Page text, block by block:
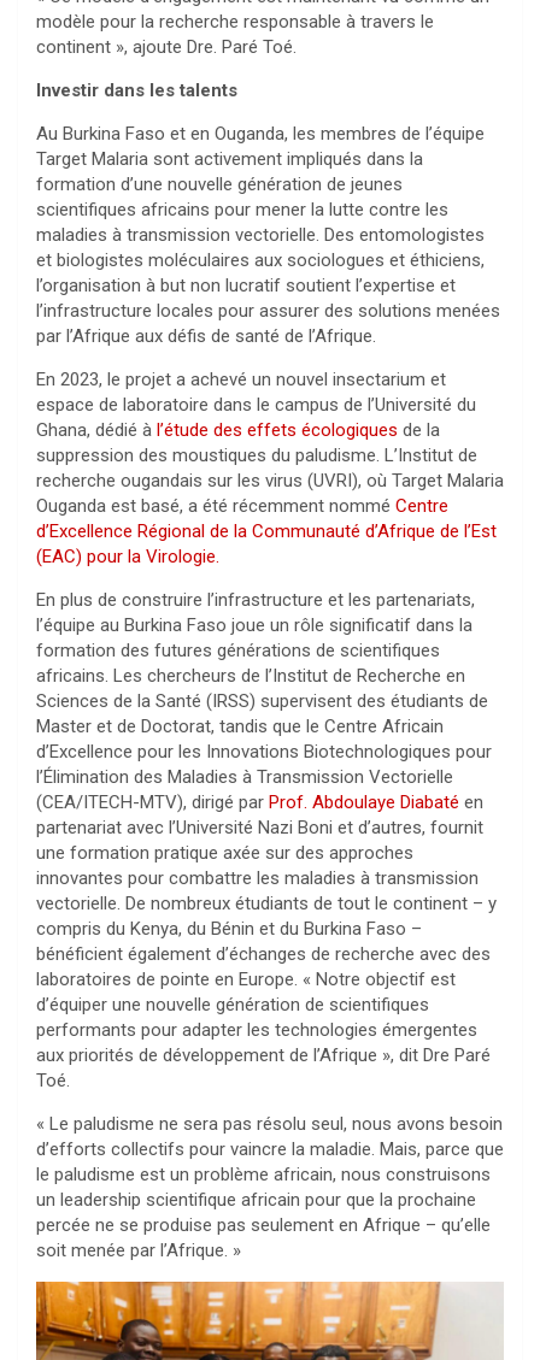
modèle pour la recherche responsable à travers le
continent », ajoute Dre. Paré Toé.
Investir dans les talents
Au Burkina Faso et en Ouganda, les membres de l’équipe
Target Malaria sont activement impliqués dans la
formation d’une nouvelle génération de jeunes
scientifiques africains pour mener la lutte contre les
maladies à transmission vectorielle. Des entomologistes
et biologistes moléculaires aux sociologues et éthiciens,
l’organisation à but non lucratif soutient l’expertise et
l’infrastructure locales pour assurer des solutions menées
par l’Afrique aux défis de santé de l’Afrique.
En 2023, le projet a achevé un nouvel insectarium et
espace de laboratoire dans le campus de l’Université du
Ghana, dédié à l’étude des effets écologiques de la
suppression des moustiques du paludisme. L’Institut de
recherche ougandais sur les virus (UVRI), où Target Malaria
Ouganda est basé, a été récemment nommé Centre
d’Excellence Régional de la Communauté d’Afrique de l’Est
(EAC) pour la Virologie.
En plus de construire l’infrastructure et les partenariats,
l’équipe au Burkina Faso joue un rôle significatif dans la
formation des futures générations de scientifiques
africains. Les chercheurs de l’Institut de Recherche en
Sciences de la Santé (IRSS) supervisent des étudiants de
Master et de Doctorat, tandis que le Centre Africain
d’Excellence pour les Innovations Biotechnologiques pour
l’Élimination des Maladies à Transmission Vectorielle
(CEA/ITECH-MTV), dirigé par Prof. Abdoulaye Diabaté en
partenariat avec l’Université Nazi Boni et d’autres, fournit
une formation pratique axée sur des approches
innovantes pour combattre les maladies à transmission
vectorielle. De nombreux étudiants de tout le continent – y
compris du Kenya, du Bénin et du Burkina Faso –
bénéficient également d’échanges de recherche avec des
laboratoires de pointe en Europe. « Notre objectif est
d’équiper une nouvelle génération de scientifiques
performants pour adapter les technologies émergentes
aux priorités de développement de l’Afrique », dit Dre Paré
Toé.
« Le paludisme ne sera pas résolu seul, nous avons besoin
d’efforts collectifs pour vaincre la maladie. Mais, parce que
le paludisme est un problème africain, nous construisons
un leadership scientifique africain pour que la prochaine
percée ne se produise pas seulement en Afrique – qu’elle
soit menée par l’Afrique. »